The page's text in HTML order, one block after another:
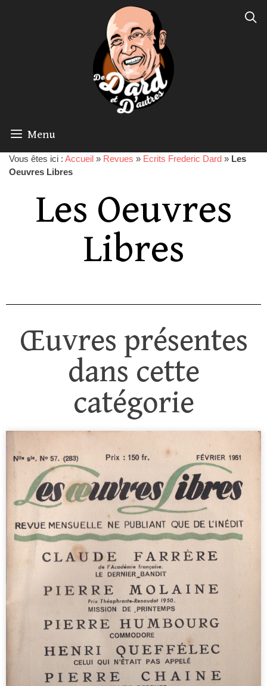
Menu
Vous êtes ici : Accueil » Revues » Ecrits Frederic Dard » Les
Oeuvres Libres
Les Oeuvres
Libres
Œuvres présentes
dans cette
catégorie